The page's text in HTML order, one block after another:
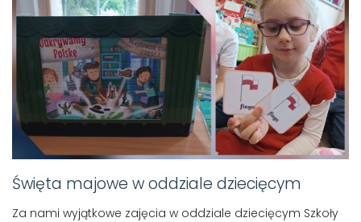
Święta majowe w oddziale dziecięcym
Za nami wyjątkowe zajęcia w oddziale dziecięcym Szkoły